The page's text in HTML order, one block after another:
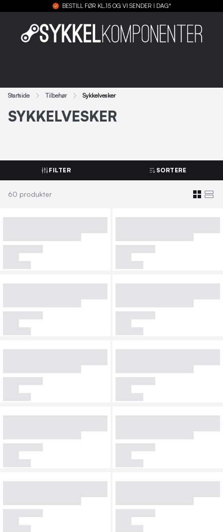
BESTILL FØR KL.15 OG VI SENDER I DAG*
Startside Tilbehør Sykkelvesker
SYKKELVESKER
FILTER SORTERE
60 produkter